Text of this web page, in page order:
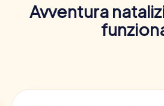
Avventura